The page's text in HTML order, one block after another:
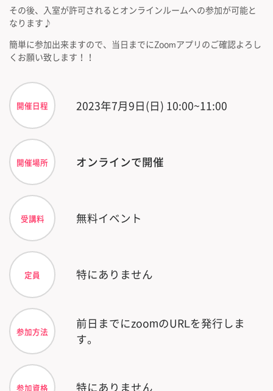
その後、入室が許可されるとオンラインルームへの参加が可能と
なります♪
簡単に参加出来ますので、当日までにZoomアプリのご確認よろし
くお願い致します！！
開催日程 2023年7月9日(日) 10:00~11:00
開催場所 オンラインで開催
受講料 無料イベント
定員 特にありません
参加方法
前日までにzoomのURLを発行しま
す。
参加資格 特にありません